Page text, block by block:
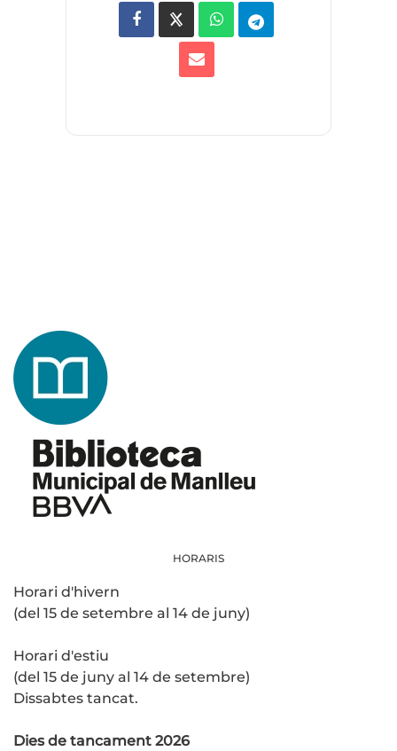
HORARIS
Horari d'hivern
(del 15 de setembre al 14 de juny)
Horari d'estiu
(del 15 de juny al 14 de setembre)
Dissabtes tancat.
Dies de tancament 2026